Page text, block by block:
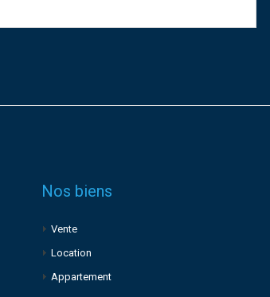
Nos biens
Vente
Location
Appartement